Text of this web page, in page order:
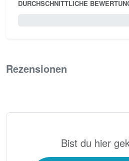
DURCHSCHNITTLICHE
Rezensionen
Bist du hier